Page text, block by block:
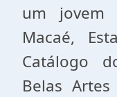
um jovem
Macaé,
Catálogo
Belas